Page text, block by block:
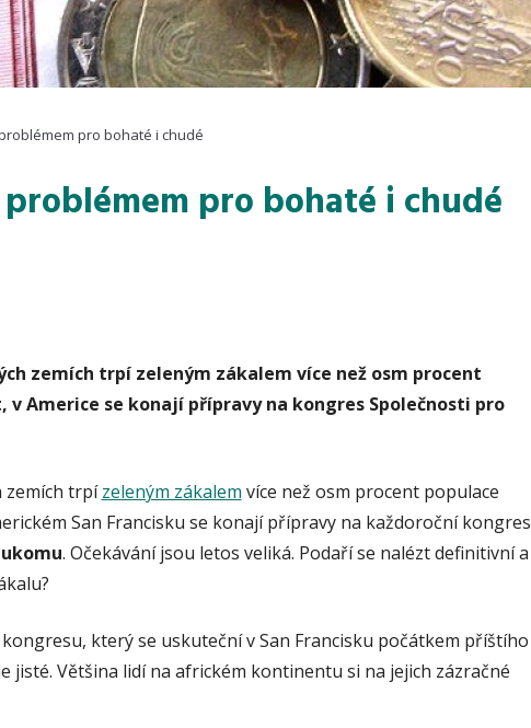
pro bohaté i chudé
pro bohaté i chudé
zemích trpí zeleným zákalem více než osm procent
Americe se konají přípravy na kongres Společnosti pro
zemích trpízeleným zákalem více než osm procent populace
San Francisku se konají přípravy na každoroční kongres
. Očekávání jsou letos veliká. Podaří se nalézt definitivní a
který se uskuteční v San Francisku počátkem příštího
jisté. Většina lidí na africkém kontinentu si na jejich zázračné